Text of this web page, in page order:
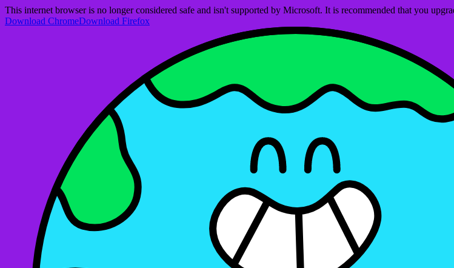
This internet browser is no longer considered safe and isn't supported by Microsoft. It is recommended that you
Download ChromeDownload Firefox